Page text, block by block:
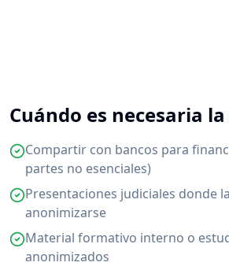
Cuándo es necesaria
Compartir con bancos para
partes no esenciales)
Presentaciones judiciales donde
anonimizarse
Material formativo interno o
anonimizados